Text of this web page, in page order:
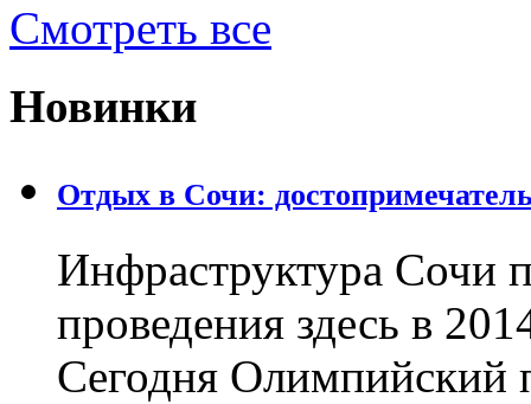
Смотреть все
Новинки
Отдых в Сочи:
Инфраструктура Сочи
проведения здесь в
Сегодня Олимпийский